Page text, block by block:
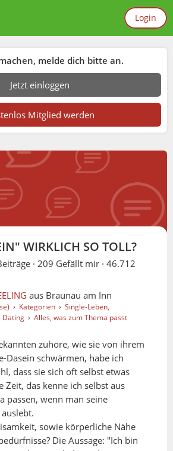
Login
melde dich bitte an.
Jetzt einloggen
Mitglied werden
WIRKLICH SO TOLL?
· 209 Gefällt mir · 46.712
aus Braunau am Inn
› Kategorien › Single-Leben,
Dating › Alles, was zum Thema passt
zuhöre, wie sie von ihrem
Dasein schwärmen, habe ich
dass sie sich oft selbst etwas
Zeit, das kenne ich selbst aus
passen, wenn man seine
sowie körperliche Nähe
Die Aussage: "Ich bin